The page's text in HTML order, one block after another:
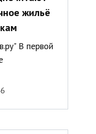
жильё
В первой